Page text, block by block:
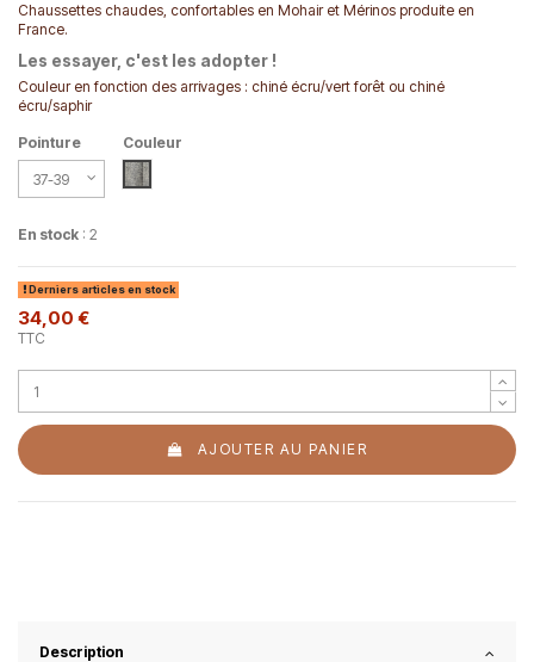
Chaussettes chaudes, confortables en Mohair et Mérinos produite en
France.
Les essayer, c'est les adopter !
Couleur en fonction des arrivages : chiné écru/vert forêt ou chiné
écru/saphir
Pointure
Couleur
Chiné écru/saphir
En stock : 2
Derniers articles en stock
34,00 €
TTC
AJOUTER AU PANIER
Description